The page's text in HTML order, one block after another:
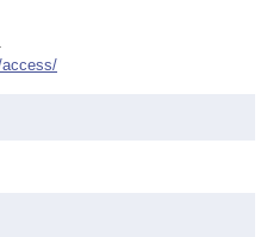
access/